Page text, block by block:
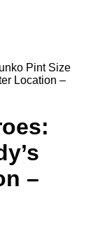
Pint Size
Location –
–